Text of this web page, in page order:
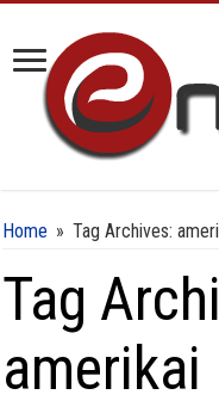
Home » Tag Archives:
Tag
amerikai